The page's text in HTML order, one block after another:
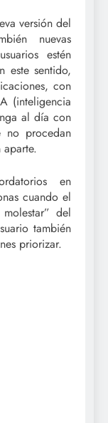
versión del
nuevas
estén
este sentido,
con
(inteligencia
al día con
no procedan
aparte.
en
cuando el
del
también
priorizar.